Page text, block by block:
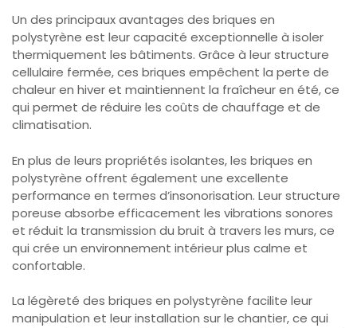
Un des principaux avantages des briques en
polystyrène est leur capacité exceptionnelle à isoler
thermiquement les bâtiments. Grâce à leur structure
cellulaire fermée, ces briques empêchent la perte de
chaleur en hiver et maintiennent la fraîcheur en été, ce
qui permet de réduire les coûts de chauffage et de
climatisation.
En plus de leurs propriétés isolantes, les briques en
polystyrène offrent également une excellente
performance en termes d’insonorisation. Leur structure
poreuse absorbe efficacement les vibrations sonores
et réduit la transmission du bruit à travers les murs, ce
qui crée un environnement intérieur plus calme et
confortable.
La légèreté des briques en polystyrène facilite leur
manipulation et leur installation sur le chantier, ce qui